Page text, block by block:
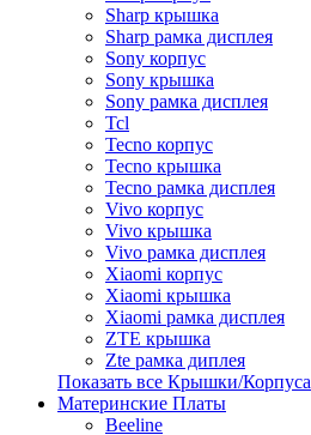
Sharp крышка
Sharp рамка дисплея
Sony корпус
Sony крышка
Sony рамка дисплея
Tcl
Tecno корпус
Tecno крышка
Tecno рамка дисплея
Vivo корпус
Vivo крышка
Vivo рамка дисплея
Xiaomi корпус
Xiaomi крышка
Xiaomi рамка дисплея
ZTE крышка
Zte рамка диплея
Показать все Крышки/Корпуса
Материнские Платы
Beeline